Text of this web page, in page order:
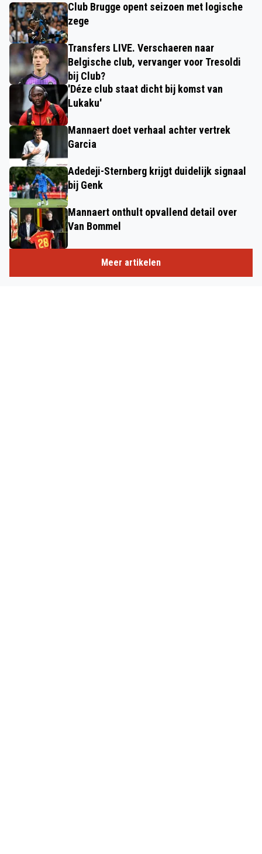
Club Brugge opent seizoen met logische
zege
Transfers LIVE. Verschaeren naar
Belgische club, vervanger voor Tresoldi
bij Club?
'Déze club staat dicht bij komst van
Lukaku'
Mannaert doet verhaal achter vertrek
Garcia
Adedeji-Sternberg krijgt duidelijk signaal
bij Genk
Mannaert onthult opvallend detail over
Van Bommel
Meer artikelen